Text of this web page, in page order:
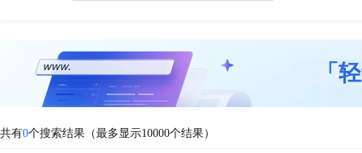
「
共有0个搜索结果（最多显示10000个结果）